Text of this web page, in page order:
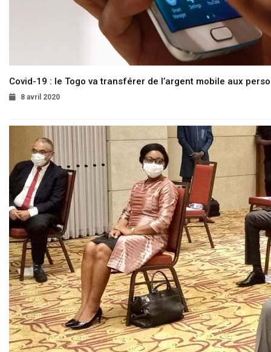
Covid-19 : le Togo va transférer de l’argent mobile aux
8 avril 2020